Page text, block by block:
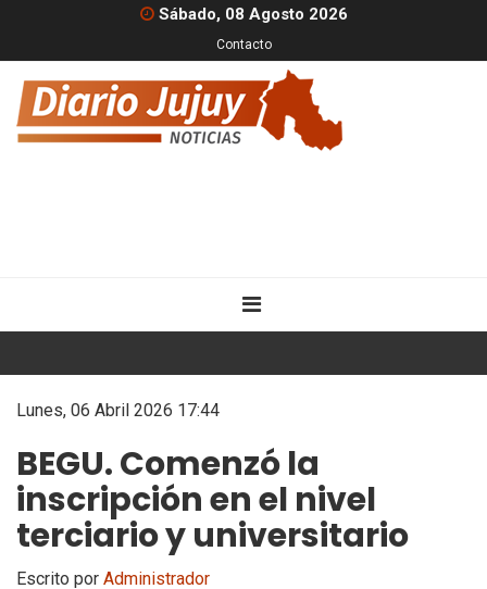
Sábado, 08 Agosto 2026
Contacto
Lunes, 06 Abril 2026 17:44
BEGU. Comenzó la
inscripción en el nivel
terciario y universitario
Escrito por Administrador